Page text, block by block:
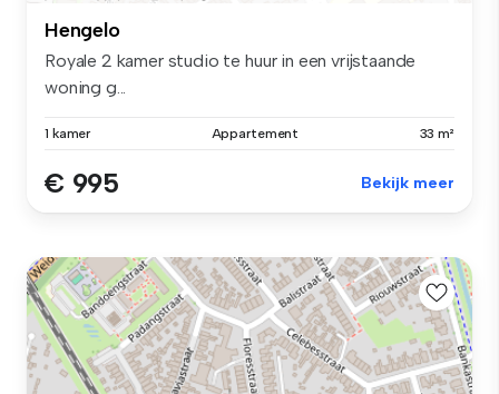
Hengelo
Royale 2 kamer studio te huur in een vrijstaande
woning g...
1 kamer Appartement 33 m²
€ 995 Bekijk meer